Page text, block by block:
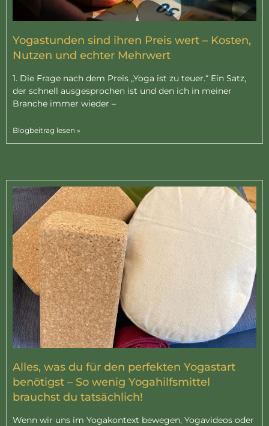
Yogastunden sind ihren Preis wert – Kosten,
Nutzen und echter Mehrwert
1. Die Frage nach dem Preis „Yoga ist zu teuer.“ Ein Satz,
der schnell ausgesprochen ist und den ich in meiner
Branche immer wieder –
Blogbeitrag lesen »
Alles, was du für den perfekten Yogastart
benötigst – So wenig Yogahilfsmittel
brauchst du tatsächlich!
Wenn wir uns im Yogakontext bewegen, Yogavideos oder